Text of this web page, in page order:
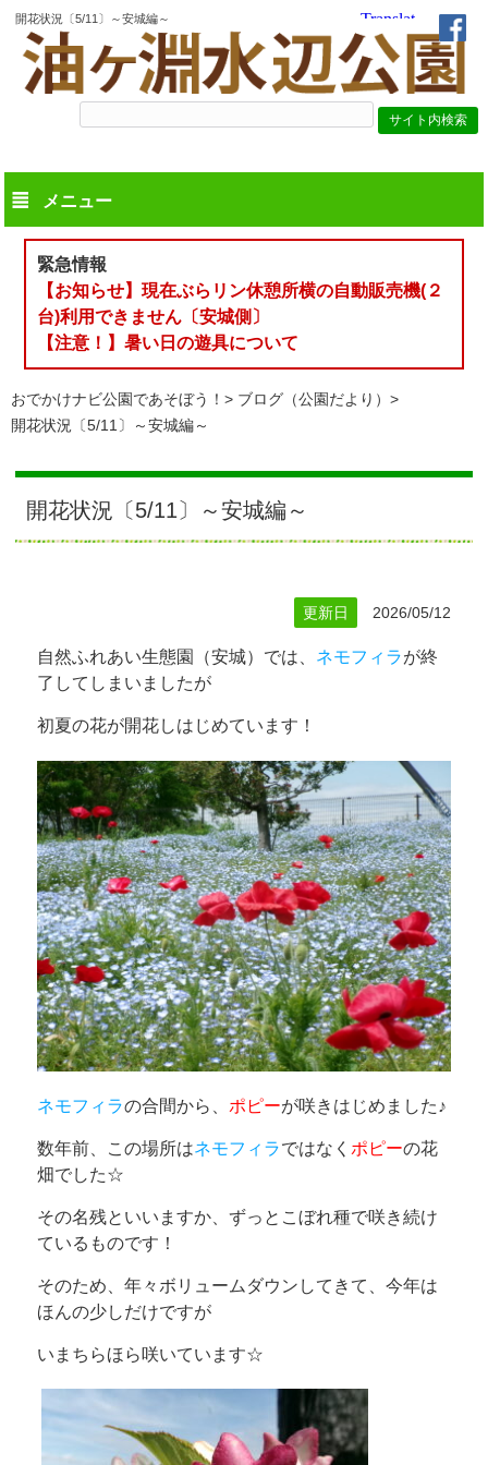
開花状況〔5/11〕～安城編～
メニュー
緊急情報
【お知らせ】現在ぶらリン休憩所横の自動販売機(２
台)利用できません〔安城側〕
【注意！】暑い日の遊具について
おでかけナビ公園であそぼう！
ブログ（公園だより）
開花状況〔5/11〕～安城編～
開花状況〔5/11〕～安城編～
更新日 2026/05/12
自然ふれあい生態園（安城）では、 ネモフィラが終
了してしまいましたが
初夏の花が開花しはじめています！
ネモフィラの合間から、 ポピーが咲きはじめました♪
数年前、この場所はネモフィラではなく ポピーの花
畑でした☆
その名残といいますか、ずっとこぼれ種で咲き続け
ているものです！
そのため、年々ボリュームダウンしてきて、今年は
ほんの少しだけですが
いまちらほら咲いています☆